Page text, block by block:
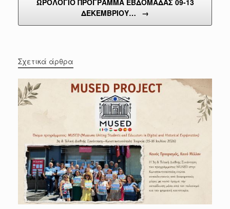
ΔΕΚΕΜΒΡΙΟΥ…
→
Σχετικά άρθρα